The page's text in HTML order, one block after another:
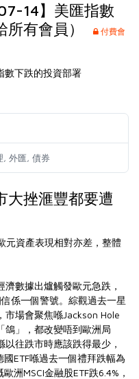
14】美匯指數
所有會員）
付費會
數下跌的投資部署
外匯 債券
大挫滙豐都要遭
元資產表現相對亦差，整體
濟數據出爐觸發歐元急跌，
係一個警號。綜觀過去一星
市場會聚焦喺Jackson Hole
鴿」，都改變唔到歐洲局
往跌市時應該跌得最少，
ETF喺過去一個禮拜跌幅為
洲MSCI金融股ETF跌6.4%，